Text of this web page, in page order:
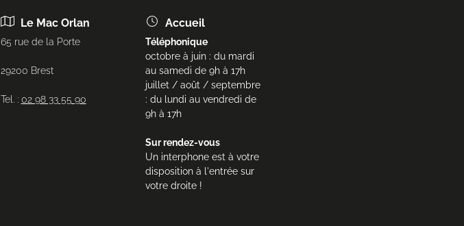
Le Mac Orlan
65 rue de la Porte
29200 Brest
Tel. : 02 98 33 55 90
Accueil
Téléphonique
octobre à juin : du mardi
au samedi de 9h à 17h
juillet / août / septembre
: du lundi au vendredi de
9h à 17h
Sur rendez-vous
Un interphone est à votre
disposition à l'entrée sur
votre droite !